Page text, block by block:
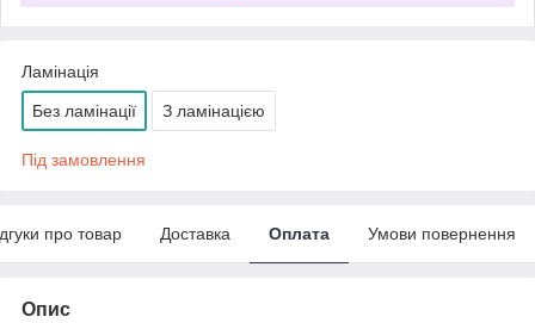
Ламінація
Без ламінації З ламінацією
Під замовлення
про товар Доставка Оплата Умови повернення
Опис